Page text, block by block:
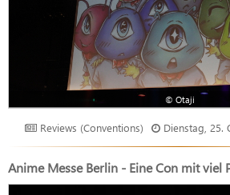
© Otaji
Reviews (Conventions) Dienstag, 25.
Anime Messe Berlin - Eine Con mit viel